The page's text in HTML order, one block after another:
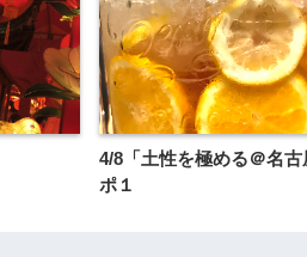
4/8「土性を極める＠名
ポ１